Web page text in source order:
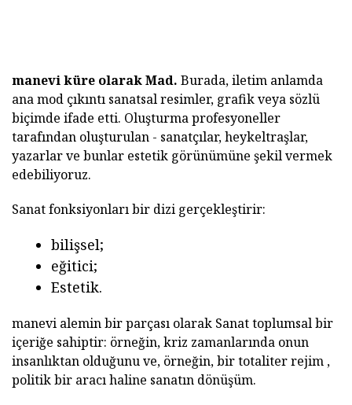
manevi küre olarak Mad. Burada, iletim anlamda
ana mod çıkıntı sanatsal resimler, grafik veya sözlü
biçimde ifade etti. Oluşturma profesyoneller
tarafından oluşturulan - sanatçılar, heykeltraşlar,
yazarlar ve bunlar estetik görünümüne şekil vermek
edebiliyoruz.
Sanat fonksiyonları bir dizi gerçekleştirir:
bilişsel;
eğitici;
Estetik.
manevi alemin bir parçası olarak Sanat toplumsal bir
içeriğe sahiptir: örneğin, kriz zamanlarında onun
insanlıktan olduğunu ve, örneğin, bir totaliter rejim ,
politik bir aracı haline sanatın dönüşüm.